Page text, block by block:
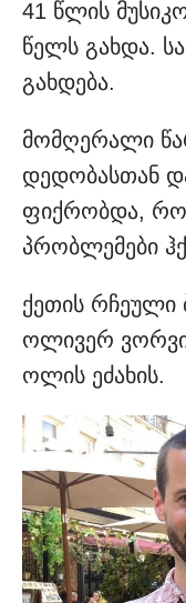
41 წლის
წელს გახდა.
გახდება.
მომღერალი
დედობასთან
ფიქრობდა,
პრობლემები
ქეთის რჩეული
ოლივერ
ოლის ეძახის.